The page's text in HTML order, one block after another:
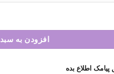
افزودن به سبد
اطلاع بده